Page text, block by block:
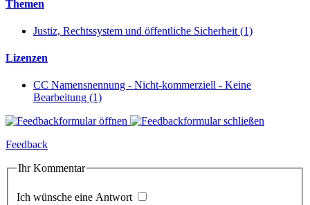
Themen
Justiz, Rechtssystem und öffentliche Sicherheit (1)
Lizenzen
CC Namensnennung - Nicht-kommerziell - Keine
Bearbeitung (1)
Feedback
Ihr Kommentar
Ich wünsche eine Antwort